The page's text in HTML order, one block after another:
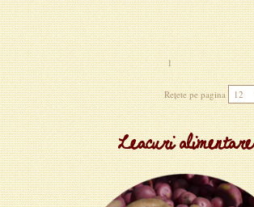
1
Rețete pe pagina
Leacuri alimentare